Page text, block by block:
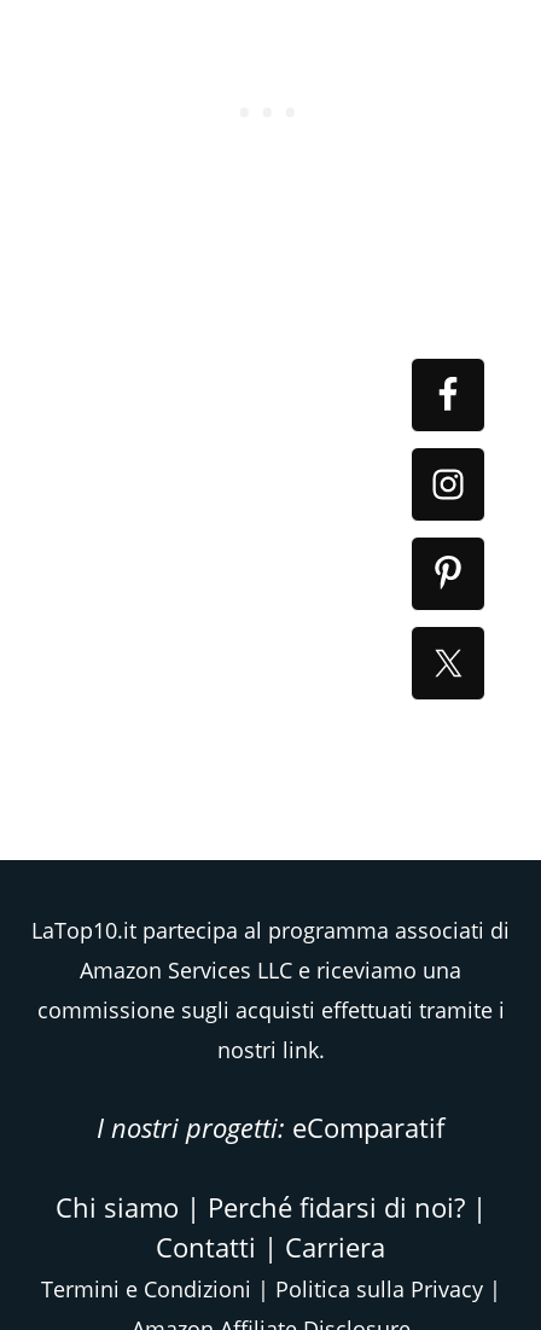
Primary
Sidebar
LaTop10.it partecipa al programma associati di
Amazon Services LLC e riceviamo una
commissione sugli acquisti effettuati tramite i
nostri link.
I nostri progetti: eComparatif
Chi siamo | Perché fidarsi di noi?|
Contatti | Carriera
Termini e Condizioni | Politica sulla Privacy|